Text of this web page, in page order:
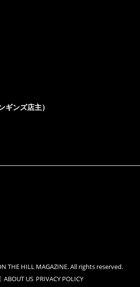
ギンズ店主）
THE HILL MAGAZINE. All rights reserved.
ABOUT US PRIVACY POLICY